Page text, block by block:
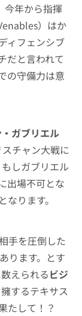
今年から指揮
）はか
ィフェンシブ
だと言われて
の守備力は意
ガブリエル
チャン大戦に
しガブリエル
出場不可とな
ります。
手を圧倒した
ります。とす
えられるビジ
するテキサス
たして！？